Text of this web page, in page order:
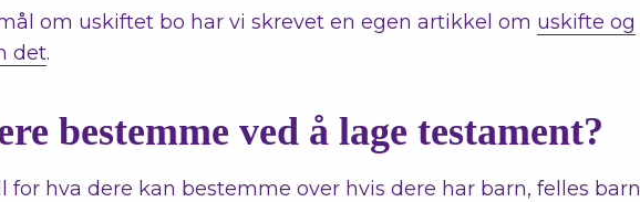
om uskiftet bo har vi skrevet en egen artikkel om uskifte og
det.
bestemme ved å lage testament?
for hva dere kan bestemme over hvis dere har barn, felles barn